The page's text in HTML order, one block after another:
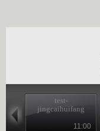
test-
jingcaihuifang
11:00